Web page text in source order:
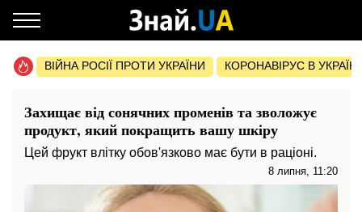
ВІЙНА РОСІЇ ПРОТИ УКРАЇНИ КОРОНАВІРУС В УКРАЇНІ
Захищає від сонячних променів та зволожує
продукт, який покращить вашу шкіру
Цей фрукт влітку обов'язково має бути в раціоні.
8 липня, 11:20